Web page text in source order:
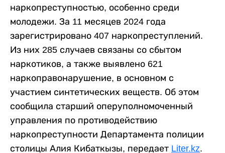
наркопреступностью, особенно среди
молодежи. За 11 месяцев 2024 года
зарегистрировано 407 наркопреступлений.
Из них 285 случаев связаны со сбытом
наркотиков, а также выявлено 621
наркоправонарушение, в основном с
участием синтетических веществ. Об этом
сообщила старший оперуполномоченный
управления по противодействию
наркопреступности Департамента полиции
столицы Алия Кибаткызы, передает Liter.kz.